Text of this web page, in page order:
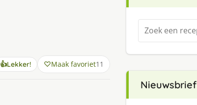
👍Lekker! Maak favoriet11
Zoeken
naar:
Nieuwsbrief